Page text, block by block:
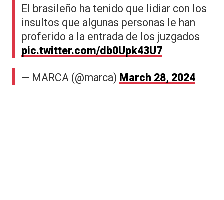
El brasileño ha tenido que lidiar con los
insultos que algunas personas le han
proferido a la entrada de los juzgados
pic.twitter.com/db0Upk43U7
— MARCA (@marca) March 28, 2024